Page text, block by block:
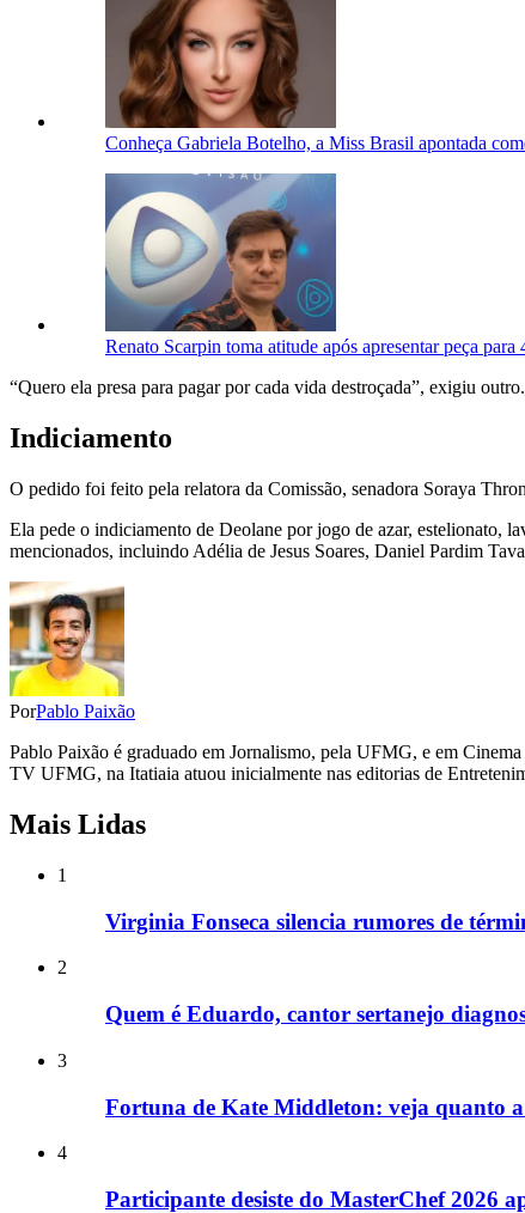
Conheça Gabriela Botelho, a Miss Brasil apontada
Renato Scarpin toma atitude após apresentar peça para
“Quero ela presa para pagar por cada vida destroçada”, exigiu
Indiciamento
O pedido foi feito pela relatora da Comissão, senadora Soraya
Ela pede o indiciamento de Deolane por jogo de azar, estelionato,
mencionados, incluindo Adélia de Jesus Soares, Daniel Pardim
PorPablo Paixão
Pablo Paixão é graduado em Jornalismo, pela UFMG, e em
TV UFMG, na Itatiaia atuou inicialmente nas editorias de
Mais Lidas
1
Virginia Fonseca silencia rumores de
2
Quem é Eduardo, cantor sertanejo
3
Fortuna de Kate Middleton: veja quanto
4
Participante desiste do MasterChef 2026